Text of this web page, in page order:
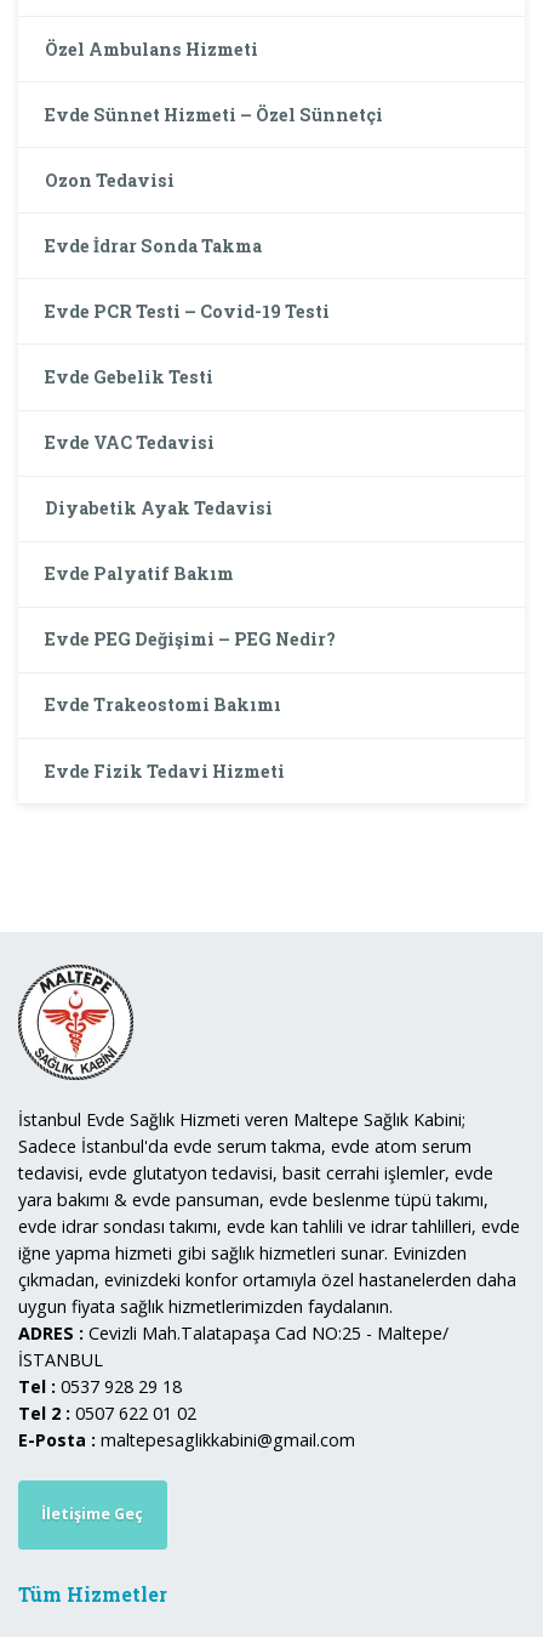
Özel Ambulans Hizmeti
Evde Sünnet Hizmeti – Özel Sünnetçi
Ozon Tedavisi
Evde İdrar Sonda Takma
Evde PCR Testi – Covid-19 Testi
Evde Gebelik Testi
Evde VAC Tedavisi
Diyabetik Ayak Tedavisi
Evde Palyatif Bakım
Evde PEG Değişimi – PEG Nedir?
Evde Trakeostomi Bakımı
Evde Fizik Tedavi Hizmeti
İstanbul Evde Sağlık Hizmeti veren Maltepe Sağlık Kabini;
Sadece İstanbul'da evde serum takma, evde atom serum
tedavisi, evde glutatyon tedavisi, basit cerrahi işlemler, evde
yara bakımı & evde pansuman, evde beslenme tüpü takımı,
evde idrar sondası takımı, evde kan tahlili ve idrar tahlilleri, evde
iğne yapma hizmeti gibi sağlık hizmetleri sunar. Evinizden
çıkmadan, evinizdeki konfor ortamıyla özel hastanelerden daha
uygun fiyata sağlık hizmetlerimizden faydalanın.
ADRES : Cevizli Mah.Talatapaşa Cad NO:25 - Maltepe/
İSTANBUL
Tel : 0537 928 29 18
Tel 2 : 0507 622 01 02
E-Posta : maltepesaglikkabini@gmail.com
İletişime Geç
Tüm Hizmetler